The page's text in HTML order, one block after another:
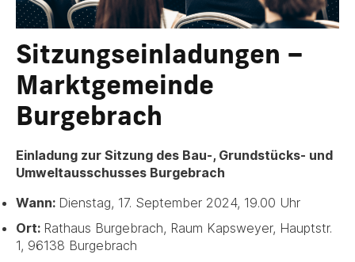
Sitzungseinladungen –
Marktgemeinde
Burgebrach
Einladung zur Sitzung des Bau-, Grundstücks- und
Umweltausschusses Burgebrach
Wann: Dienstag, 17. September 2024, 19.00 Uhr
Ort: Rathaus Burgebrach, Raum Kapsweyer, Hauptstr.
1, 96138 Burgebrach